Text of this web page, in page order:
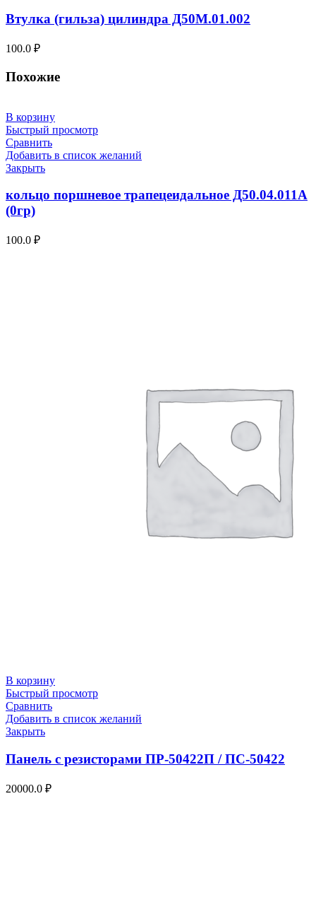
Втулка (гильза) цилиндра Д50М.01.002
100.0 ₽
Похожие
В корзину
Быстрый просмотр
Сравнить
Добавить в список желаний
Закрыть
кольцо поршневое трапецеидальное Д50.04.011А
(0гр)
100.0 ₽
В корзину
Быстрый просмотр
Сравнить
Добавить в список желаний
Закрыть
Панель с резисторами ПР-50422П / ПС-50422
20000.0 ₽